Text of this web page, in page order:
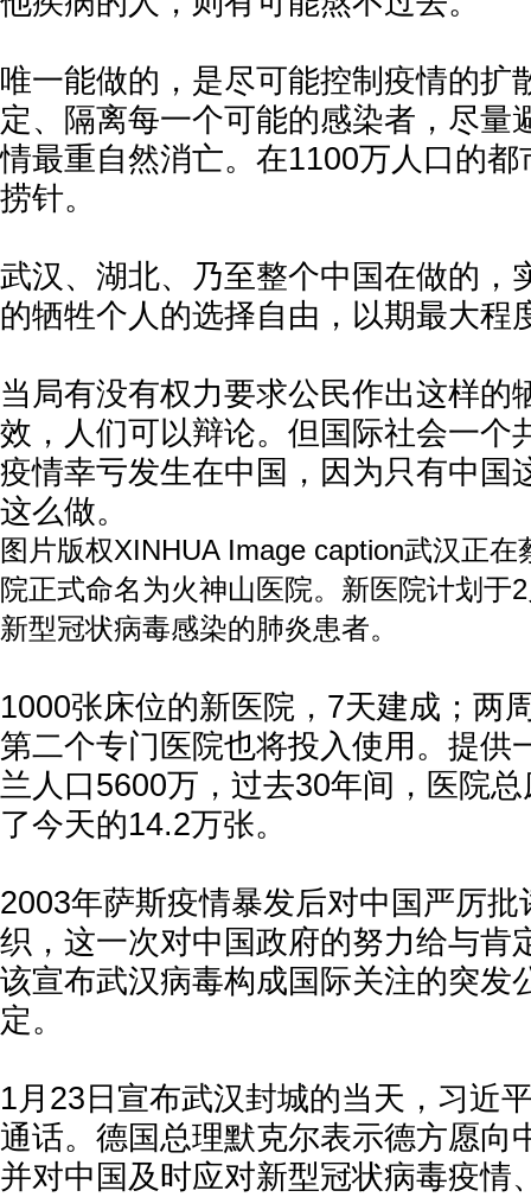
唯一能做的，是尽可能控制疫情的扩
定、隔离每一个可能的感染者，尽量
情最重自然消亡。在1100万人口的
捞针。
武汉、湖北、乃至整个中国在做的，
的牺牲个人的选择自由，以期最大程
当局有没有权力要求公民作出这样的
效，人们可以辩论。但国际社会一个
疫情幸亏发生在中国，因为只有中国
这么做。
图片版权XINHUA Image caption武汉正
院正式命名为火神山医院。新医院计划于
新型冠状病毒感染的肺炎患者。
1000张床位的新医院，7天建成；两
第二个专门医院也将投入使用。提供
兰人口5600万，过去30年间，医院
了今天的14.2万张。
2003年萨斯疫情暴发后对中国严厉
织，这一次对中国政府的努力给与肯
该宣布武汉病毒构成国际关注的突发
定。
1月23日宣布武汉封城的当天，习近
通话。德国总理默克尔表示德方愿向
并对中国及时应对新型冠状病毒疫情